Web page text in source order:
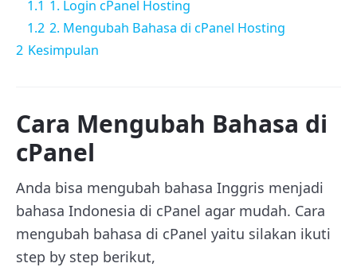
1.1 1. Login cPanel Hosting
1.2 2. Mengubah Bahasa di cPanel Hosting
2 Kesimpulan
Cara Mengubah Bahasa di
cPanel
Anda bisa mengubah bahasa Inggris menjadi
bahasa Indonesia di cPanel agar mudah. Cara
mengubah bahasa di cPanel yaitu silakan ikuti
step by step berikut,